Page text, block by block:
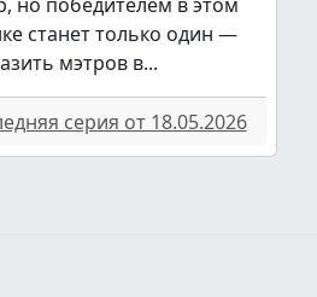
станет только один —
мэтров в...
серия от 18.05.2026